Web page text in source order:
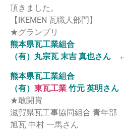
頂きました。
【IKEMEN 瓦職人部門】
★グランプリ
熊本県瓦工業組合
（有）丸宗瓦 末吉 真也さん
熊本県瓦工業組合
（有） 東瓦工業 竹元 英明さん
★敢闘賞
滋賀県瓦工事協同組合 青年部
旭瓦 中村 一馬さん